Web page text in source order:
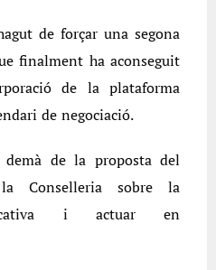
de forçar una segona
finalment ha aconseguit
de la plataforma
de negociació.
demà de la proposta del
Conselleria sobre la
i actuar en